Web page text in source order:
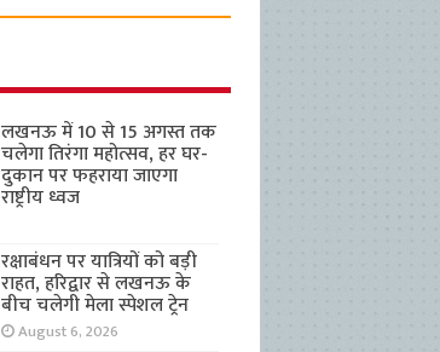
लखनऊ में 10 से 15 अगस्त तक
चलेगा तिरंगा महोत्सव, हर घर-
दुकान पर फहराया जाएगा
राष्ट्रीय ध्वज
रक्षाबंधन पर यात्रियों को बड़ी
राहत, हरिद्वार से लखनऊ के
बीच चलेगी मेला स्पेशल ट्रेन
August 6, 2026